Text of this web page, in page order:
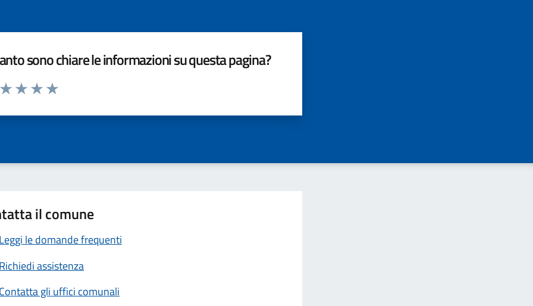
sono chiare le informazioni su questa pagina?
da 1 a 5 stelle la pagina
il comune
Leggi le domande frequenti
Richiedi assistenza
Contatta gli uffici comunali